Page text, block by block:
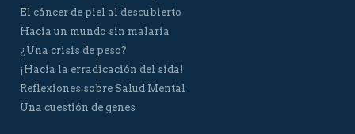
El cáncer de piel al descubierto
Hacia un mundo sin malaria
¿Una crisis de peso?
¡Hacia la erradicación del sida!
Reflexiones sobre Salud Mental
Una cuestión de genes